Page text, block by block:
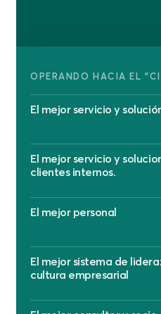
OPERANDO HACIA EL
El mejor servicio y
El mejor servicio y
clientes internos.
El mejor personal
El mejor sistema de
cultura empresarial